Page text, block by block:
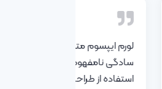
لورم ایپسوم متن ساختگی با تولید
سادگی نامفهوم از صنعت چاپ و با
استفاده از طراحان گرافیک است.